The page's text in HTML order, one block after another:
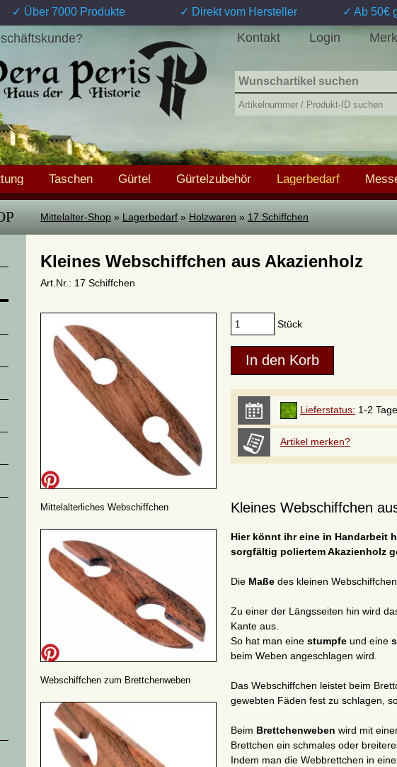
✓ Über 7000 Produkte ✓ Direkt vom Hersteller ✓ Ab 50€
Kontakt Login
Taschen Gürtel Gürtelzubehör Lagerbedarf
Mittelalter-Shop » Lagerbedarf » Holzwaren » 17 Schiffchen
Kleines Webschiffchen aus Akazienholz
Art.Nr.: 17 Schiffchen
Mittelalterliches Webschiffchen
Webschiffchen zum Brettchenweben
Stück
Lieferstatus: 1-2 Tage
Artikel merken?
Kleines Webschiffchen
Hier könnt ihr eine in Handarbeit
sorgfältig poliertem Akazienholz
Die Maße des kleinen
Zu einer der Längsseiten hin wird
Kante aus.
So hat man eine stumpfe und eine
beim Weben angeschlagen wird.
Das Webschiffchen leistet beim
gewebten Fäden fest zu schlagen,
Beim Brettchenweben wird mit
Brettchen ein schmales oder
Indem man die Webbrettchen in